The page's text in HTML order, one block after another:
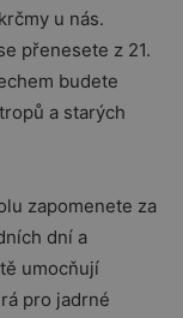
u nás.
přenesete z 21.
budete
a starých
zapomenete za
dní a
umocňují
pro jadrné